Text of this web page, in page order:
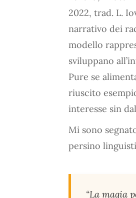
2022, trad. L.
narrativo dei
modello
sviluppano
Pure se
riuscito
interesse sin
Mi sono
persino
“La magia